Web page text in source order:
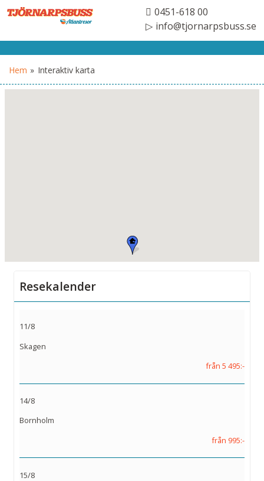
0451-618 00
info@tjornarpsbuss.se
Hem » Interaktiv karta
Resekalender
11/8
Skagen
från 5 495:-
14/8
Bornholm
från 995:-
15/8